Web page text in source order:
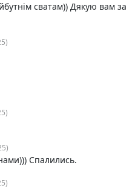
сватам)) Дякую вам за
Спалились.